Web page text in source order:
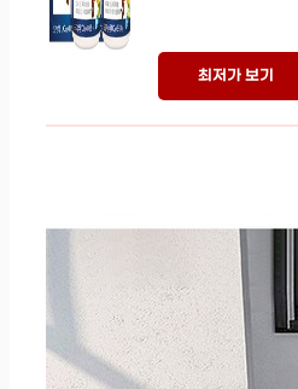
최저가 보기